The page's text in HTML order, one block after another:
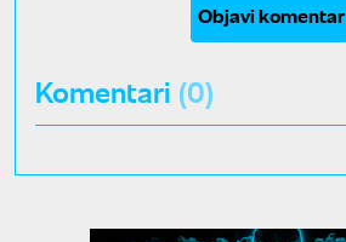
Objavi komentar
Komentari (0)